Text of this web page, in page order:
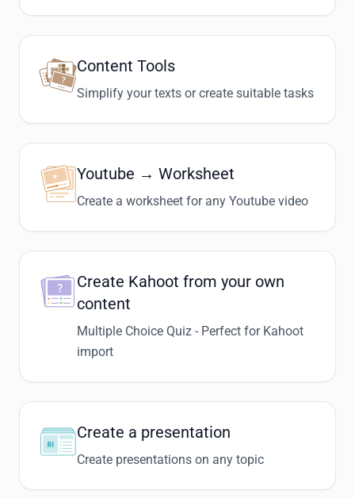
Content Tools
Simplify your texts or create suitable tasks
Youtube → Worksheet
Create a worksheet for any Youtube video
Create Kahoot from your own
content
Multiple Choice Quiz - Perfect for Kahoot
import
Create a presentation
Create presentations on any topic